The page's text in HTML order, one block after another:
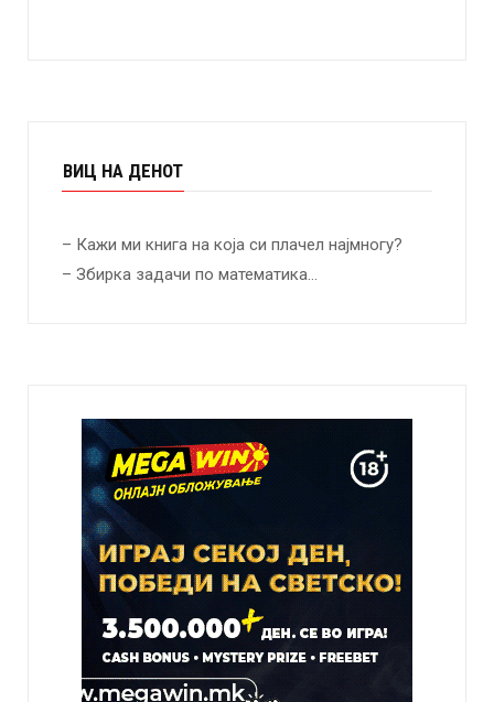
ВИЦ НА ДЕНОТ
– Кажи ми книга на која си плачел најмногу?
– Збирка задачи по математика…